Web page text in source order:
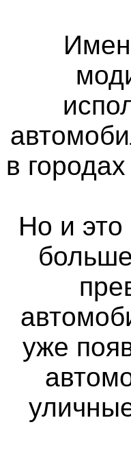
в
Но и
уже